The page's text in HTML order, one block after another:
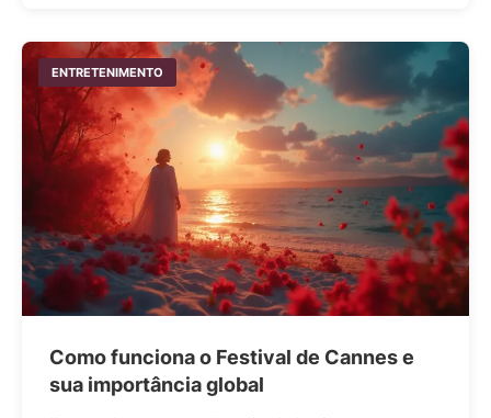
ENTRETENIMENTO
Como funciona o Festival de Cannes e
sua importância global